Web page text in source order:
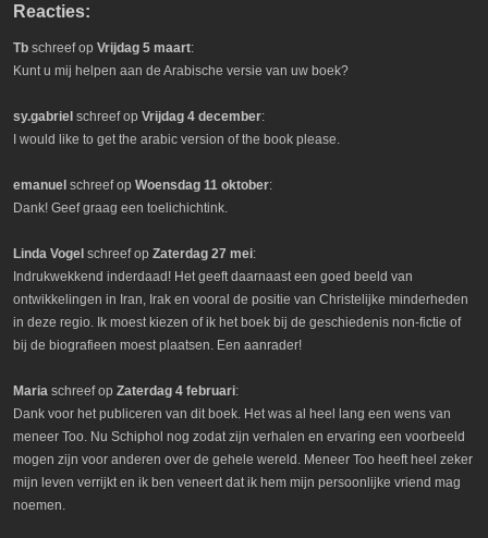
Reacties:
Tb schreef op Vrijdag 5 maart:
Kunt u mij helpen aan de Arabische versie van uw boek?
sy.gabriel schreef op Vrijdag 4 december:
I would like to get the arabic version of the book please.
emanuel schreef op Woensdag 11 oktober:
Dank! Geef graag een toelichichtink.
Linda Vogel schreef op Zaterdag 27 mei:
Indrukwekkend inderdaad! Het geeft daarnaast een goed beeld van
ontwikkelingen in Iran, Irak en vooral de positie van Christelijke minderheden
in deze regio. Ik moest kiezen of ik het boek bij de geschiedenis non-fictie of
bij de biografieen moest plaatsen. Een aanrader!
Maria schreef op Zaterdag 4 februari:
Dank voor het publiceren van dit boek. Het was al heel lang een wens van
meneer Too. Nu Schiphol nog zodat zijn verhalen en ervaring een voorbeeld
mogen zijn voor anderen over de gehele wereld. Meneer Too heeft heel zeker
mijn leven verrijkt en ik ben veneert dat ik hem mijn persoonlijke vriend mag
noemen.